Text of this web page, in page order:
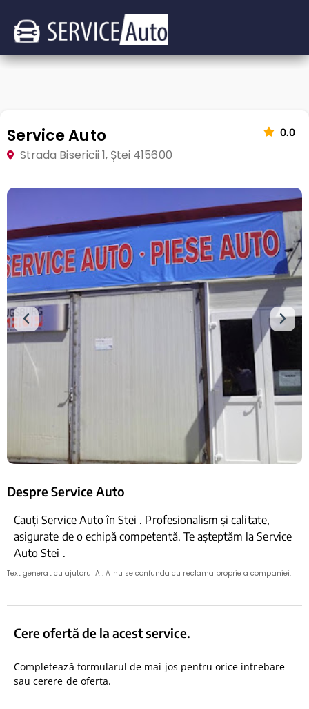
Service Auto 0.0
Strada Bisericii 1, Ștei 415600
Despre Service Auto
Cauți Service Auto în Stei . Profesionalism și calitate,
asigurate de o echipă competentă. Te așteptăm la Service
Auto Stei .
Text generat cu ajutorul AI. A nu se confunda cu reclama proprie a companiei.
Cere ofertă de la acest service.
Completează formularul de mai jos pentru orice intrebare
sau cerere de oferta.